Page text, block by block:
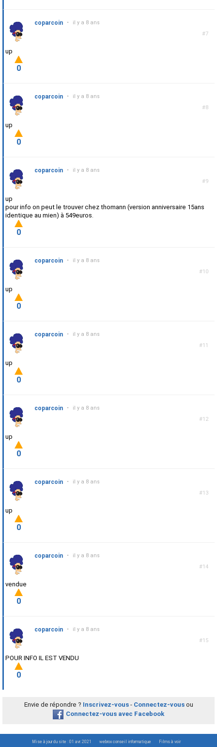
#7
coparcoin • il y a 8 ans
up
0
#8
coparcoin • il y a 8 ans
up
0
#9
coparcoin • il y a 8 ans
up
pour info on peut le trouver chez thomann (version anniversaire 15ans
identique au mien) à 549euros.
0
#10
coparcoin • il y a 8 ans
up
0
#11
coparcoin • il y a 8 ans
up
0
#12
coparcoin • il y a 8 ans
up
0
#13
coparcoin • il y a 8 ans
up
0
#14
coparcoin • il y a 8 ans
vendue
0
#15
coparcoin • il y a 8 ans
POUR INFO IL EST VENDU
0
Envie de répondre ? Inscrivez-vous- Connectez-vousou
Connectez-vous avec Facebook
Mise à jour du site : 01 avr. 2021 webrox conseil informatique Films à voir